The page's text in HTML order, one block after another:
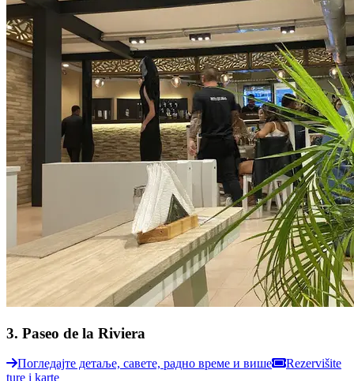
3. Paseo de la Riviera
Погледајте детаље, савете, радно време и више
Rezervišite
ture i karte